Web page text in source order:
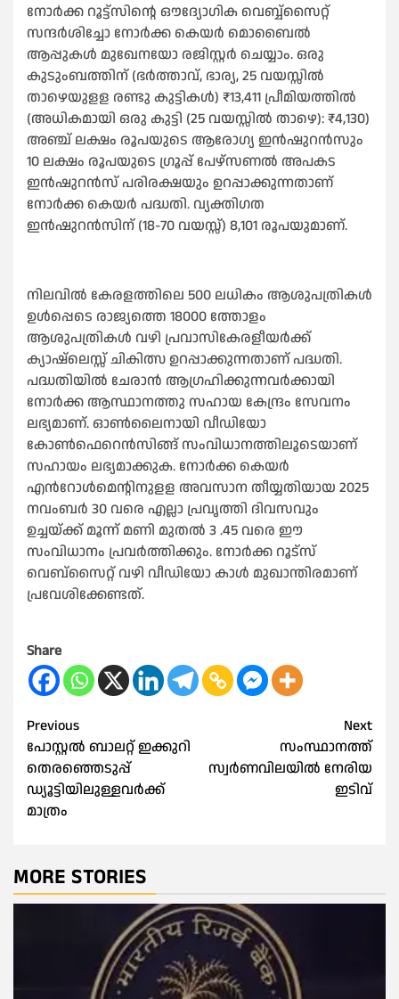
നോര്‍ക്ക റൂട്ട്സിന്റെ ഔദ്യോഗിക വെബ്ബ്സൈറ്റ്
സന്ദര്‍ശിച്ചോ നോര്‍ക്ക കെയര്‍ മൊബൈല്‍
ആപ്പുകള്‍ മുഖേനയോ രജിസ്റ്റര്‍ ചെയ്യാം. ഒരു
കുടുംബത്തിന് (ഭര്‍ത്താവ്, ഭാര്യ, 25 വയസ്സില്‍
താഴെയുളള രണ്ടു കുട്ടികള്‍) ₹13,411 പ്രീമിയത്തില്‍
(അധികമായി ഒരു കുട്ടി (25 വയസ്സില്‍ താഴെ): ₹4,130)
അഞ്ച് ലക്ഷം രൂപയുടെ ആരോഗ്യ ഇന്‍ഷുറന്‍സും
10 ലക്ഷം രൂപയുടെ ഗ്രൂപ്പ് പേഴ്സണല്‍ അപകട
ഇന്‍ഷുറന്‍സ് പരിരക്ഷയും ഉറപ്പാക്കുന്നതാണ്
നോര്‍ക്ക കെയര്‍ പദ്ധതി. വ്യക്തിഗത
ഇന്‍ഷുറന്‍സിന് (18-70 വയസ്സ്) 8,101 രൂപയുമാണ്.
നിലവില്‍ കേരളത്തിലെ 500 ലധികം ആശുപത്രികള്‍
ഉള്‍പ്പെടെ രാജ്യത്തെ 18000 ത്തോളം
ആശുപത്രികള്‍ വഴി പ്രവാസികേരളീയര്‍ക്ക്
ക്യാഷ്ലെസ്സ് ചികിത്സ ഉറപ്പാക്കുന്നതാണ് പദ്ധതി.
പദ്ധതിയില്‍ ചേരാൻ ആഗ്രഹിക്കുന്നവർക്കായി
നോർക്ക ആസ്ഥാനത്തു സഹായ കേന്ദ്രം സേവനം
ലഭ്യമാണ്. ഓണ്‍ലൈനായി വീഡിയോ
കോണ്‍ഫെറെൻസിങ്ങ് സംവിധാനത്തിലൂടെയാണ്
സഹായം ലഭ്യമാക്കുക. നോര്‍ക്ക കെയര്‍
എന്‍റോള്‍മെന്റിനുളള അവസാന തീയ്യതിയായ 2025
നവംബര്‍ 30 വരെ എല്ലാ പ്രവൃത്തി ദിവസവും
ഉച്ചയ്ക്ക് മൂന്ന് മണി മുതല്‍ 3 .45 വരെ ഈ
സംവിധാനം പ്രവർത്തിക്കും. നോർക്ക റൂട്സ്
വെബ്സൈറ്റ് വഴി വീഡിയോ കാള്‍ മുഖാന്തിരമാണ്‌
പ്രവേശിക്കേണ്ടത്.
Share
Post
navigation
Previous
പോസ്റ്റല്‍ ബാലറ്റ് ഇക്കുറി
തെരഞ്ഞെടുപ്പ്
ഡ്യൂട്ടിയിലുള്ളവര്‍ക്ക്
മാത്രം
Next
സംസ്ഥാനത്ത്
സ്വർണവിലയില്‍ നേരിയ
ഇടിവ്
MORE STORIES